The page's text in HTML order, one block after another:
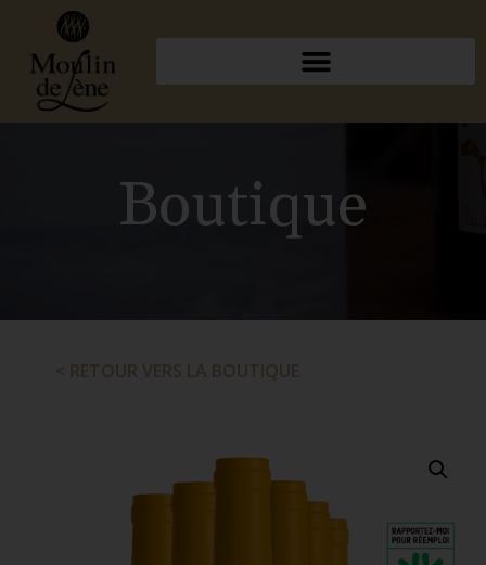
Boutique
< RETOUR VERS LA BOUTIQUE